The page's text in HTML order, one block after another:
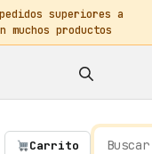
superiores a
productos
Carrito